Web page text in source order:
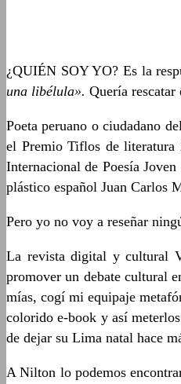
¿QUIÉN SOY YO? Es la
una libélula». Quería rescatar
Poeta peruano o ciudadano
el Premio Tiflos de literatura
Internacional de Poesía
plástico español Juan Carlos
Pero yo no voy a reseñar
La revista digital y cultural
promover un debate cultural
mías, cogí mi equipaje
colorido e-book y así
de dejar su Lima natal hace
A Nilton lo podemos